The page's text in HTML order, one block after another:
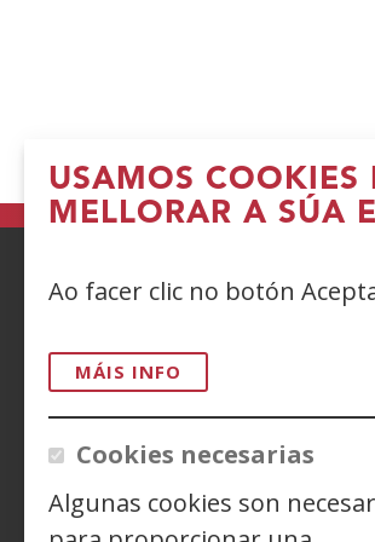
USAMOS COOKIES
MELLORAR A SÚA
Ao facer clic no botón
MÁIS INFO
Cookies necesarias
Algunas cookies son
ACCESIBILIDAD
CONTACTO
Siguenos en: